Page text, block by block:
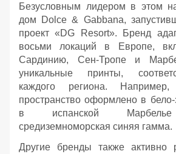
Безусловным лидером в этом
дом Dolce & Gabbana,
проект «DG Resort». Бренд
восьми локаций в Европе,
Сардинию, Сен-Тропе и
уникальные принты,
каждого региона.
пространство оформлено в
в испанской Марбелье
средиземноморская синяя гамма.
Другие бренды также активно